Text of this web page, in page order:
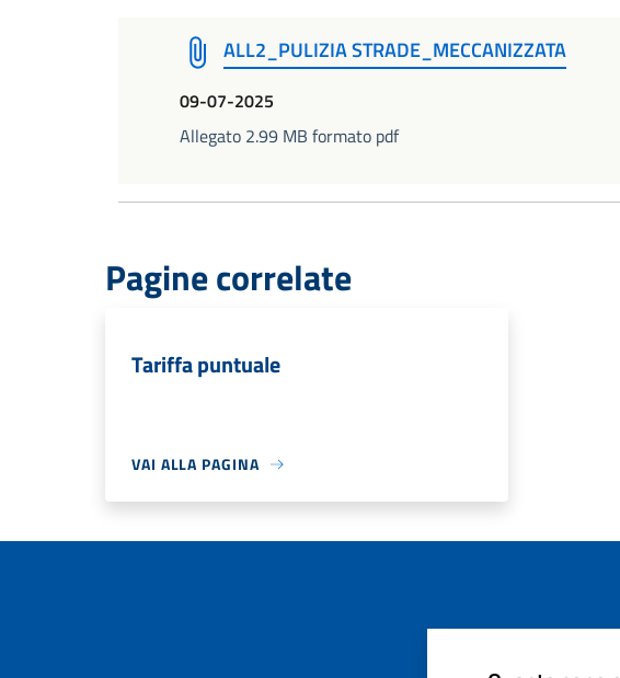
ALL2_PULIZIA STRADE_MECCANIZZATA
09-07-2025
Allegato 2.99 MB formato pdf
Pagine correlate
Tariffa puntuale
VAI ALLA PAGINA